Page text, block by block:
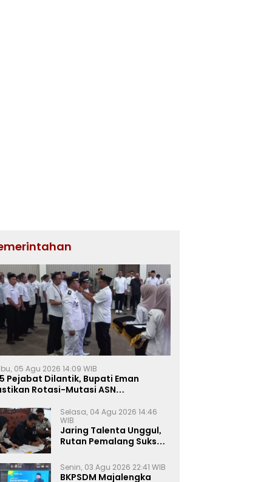
05 Agu 2026 14:09 WIB
Pejabat Dilantik, Bupati Eman
Rotasi-Mutasi ASN
Selasa, 04 Agu 2026 14:46
WIB
Jaring Talenta Unggul,
Rutan Pemalang Sukses
Wawancara Magang
Kemnaker
Senin, 03 Agu 2026 22:41 WIB
BKPSDM Majalengka